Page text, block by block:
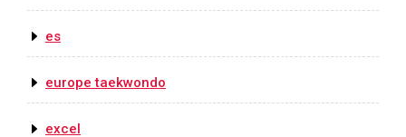
es
europe taekwondo
excel